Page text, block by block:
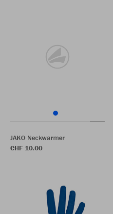
JAKO Neckwarmer
CHF 10.00